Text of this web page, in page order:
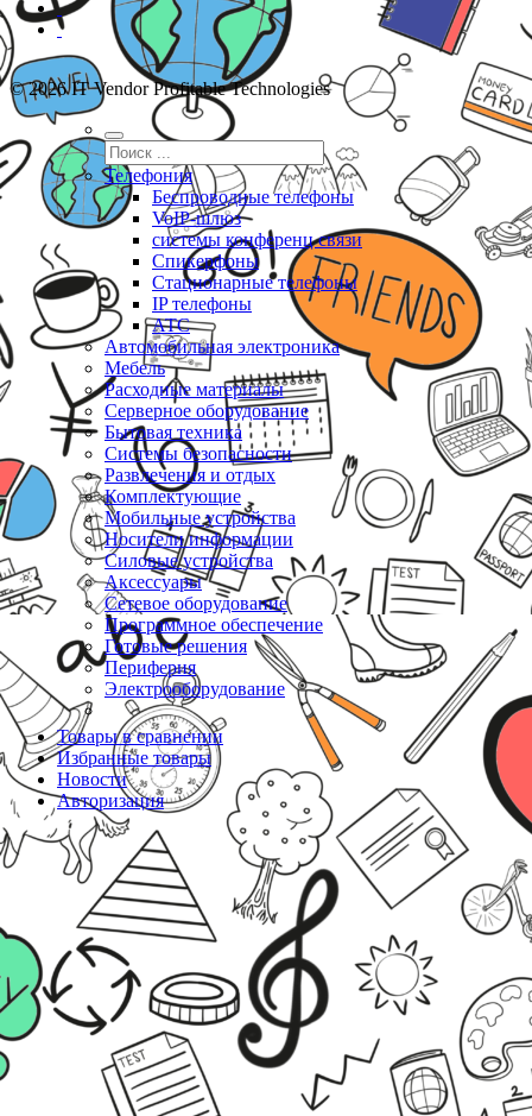
© 2026 IT Vendor Profitable Technologies
Телефония
Беспроводные телефоны
VoIP-шлюз
системы конференц связи
Спикерфоны
Стационарные телефоны
IP телефоны
АТС
Автомобильная электроника
Мебель
Расходные материалы
Серверное оборудование
Бытовая техника
Системы безопасности
Развлечения и отдых
Комплектующие
Мобильные устройства
Носители информации
Силовые устройства
Аксессуары
Сетевое оборудование
Программное обеспечение
Готовые решения
Периферия
Электрооборудование
Товары в сравнении
Избранные товары
Новости
Авторизация